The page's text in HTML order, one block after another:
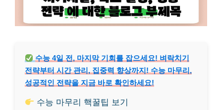
수능 4일 전, 마지막 기회를 잡으세요! 벼락치기
전략부터 시간 관리, 집중력 향상까지! 수능 마무리,
성공적인 전략을 지금 바로 확인하세요!
수능 마무리 핵꿀팁 보기